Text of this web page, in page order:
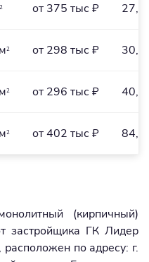
2 от 375 тыс ₽
2 от 298 тыс ₽
2 от 296 тыс ₽
2 от 402 тыс ₽
(кирпичный)
застройщика ГК Лидер
расположен по адресу: г.